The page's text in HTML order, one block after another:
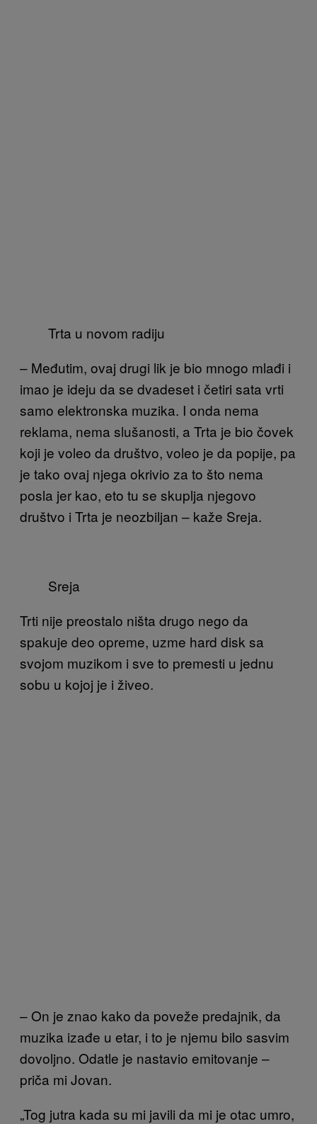
Trta u novom radiju
– Međutim, ovaj drugi lik je bio mnogo mlađi i
imao je ideju da se dvadeset i četiri sata vrti
samo elektronska muzika. I onda nema
reklama, nema slušanosti, a Trta je bio čovek
koji je voleo da društvo, voleo je da popije, pa
je tako ovaj njega okrivio za to što nema
posla jer kao, eto tu se skuplja njegovo
društvo i Trta je neozbiljan – kaže Sreja.
Sreja
Trti nije preostalo ništa drugo nego da
spakuje deo opreme, uzme hard disk sa
svojom muzikom i sve to premesti u jednu
sobu u kojoj je i živeo.
– On je znao kako da poveže predajnik, da
muzika izađe u etar, i to je njemu bilo sasvim
dovoljno. Odatle je nastavio emitovanje –
priča mi Jovan.
„Tog jutra kada su mi javili da mi je otac umro,